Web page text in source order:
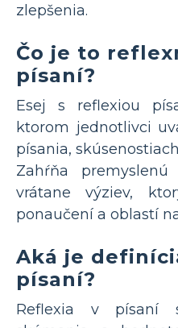
zlepšenia.
Čo je to
písaní?
Esej s reflexiou
ktorom jednotlivci
písania,
Zahŕňa
vrátane výziev,
ponaučení a oblastí
Aká je
písaní?
Reflexia v písaní